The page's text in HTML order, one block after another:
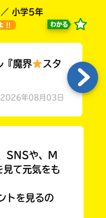
小学5年
!! わかる
魔界
スタ
2026年08月03日
SNSや、M
て元気をも
トを見るの